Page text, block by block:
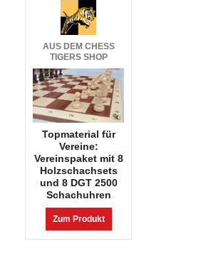
AUS DEM CHESS
TIGERS SHOP
Topmaterial für
Vereine:
Vereinspaket mit 8
Holzschachsets
und 8 DGT 2500
Schachuhren
Zum Produkt